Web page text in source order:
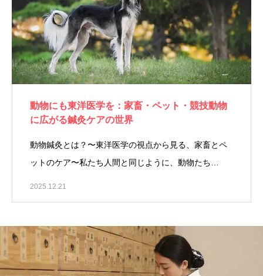
動物にも東洋医学を：家畜・ペット・競技動物
に広がる鍼灸ケアの世界
動物鍼灸とは？〜東洋医学の視点から見る、家畜とペ
ットのケア〜私たち人間と同じように、動物たち…
2025.12.21